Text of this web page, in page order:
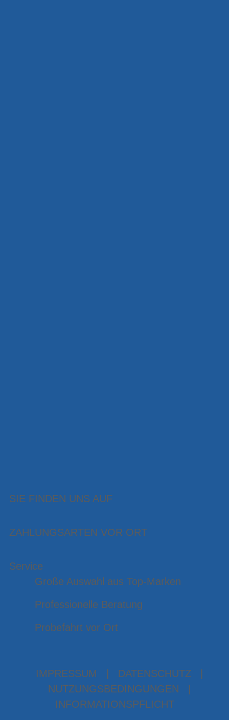
SIE FINDEN UNS AUF
ZAHLUNGSARTEN VOR ORT
Service
Große Auswahl aus Top-Marken
Professionelle Beratung
Probefahrt vor Ort
IMPRESSUM DATENSCHUTZ
NUTZUNGSBEDINGUNGEN
INFORMATIONSPFLICHT